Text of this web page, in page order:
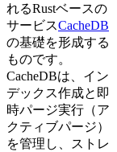
れるRustベースの
サービスCacheDB
の基礎を形成する
ものです。
CacheDBは、イン
デックス作成と即
時パージ実行（ア
クティブパージ）
を管理し、ストレ